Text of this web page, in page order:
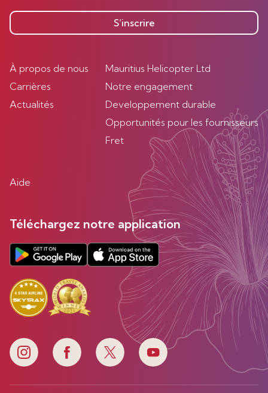
S’inscrire
À propos de nous
Carrières
Actualités
Mauritius Helicopter Ltd
Notre engagement
Developpement durable
Opportunités pour les fournisseurs
Fret
Aide
Téléchargez notre application